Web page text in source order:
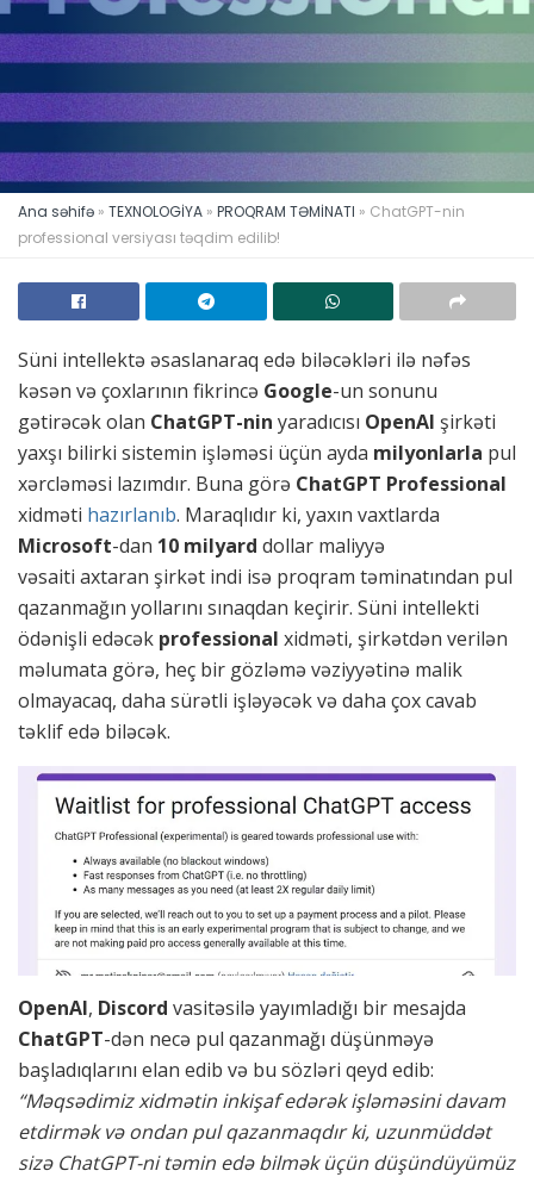
Ana səhifə » TEXNOLOGİYA » PROQRAM TƏMİNATI » ChatGPT-nin
professional versiyası təqdim edilib!
Süni intellektə əsaslanaraq edə biləcəkləri ilə nəfəs
kəsən və çoxlarının fikrincə Google-un sonunu
gətirəcək olan ChatGPT-nin yaradıcısı OpenAI şirkəti
yaxşı bilirki sistemin işləməsi üçün ayda milyonlarla pul
xərcləməsi lazımdır. Buna görə ChatGPT Professional
xidməti hazırlanıb. Maraqlıdır ki, yaxın vaxtlarda
Microsoft-dan 10 milyard dollar maliyyə
vəsaiti axtaran şirkət indi isə proqram təminatından pul
qazanmağın yollarını sınaqdan keçirir. Süni intellekti
ödənişli edəcək professional xidməti, şirkətdən verilən
məlumata görə, heç bir gözləmə vəziyyətinə malik
olmayacaq, daha sürətli işləyəcək və daha çox cavab
təklif edə biləcək.
OpenAI, Discord vasitəsilə yayımladığı bir mesajda
ChatGPT-dən necə pul qazanmağı düşünməyə
başladıqlarını elan edib və bu sözləri qeyd edib:
“Məqsədimiz xidmətin inkişaf edərək işləməsini davam
etdirmək və ondan pul qazanmaqdır ki, uzunmüddət
sizə ChatGPT-ni təmin edə bilmək üçün düşündüyümüz